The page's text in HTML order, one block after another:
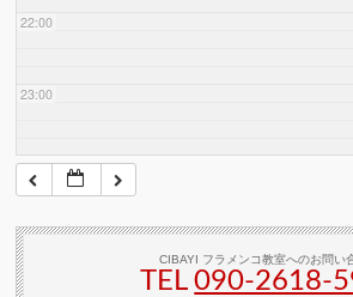
22:00
23:00
CIBAYI フラメンコ教室へのお問い
TEL090-